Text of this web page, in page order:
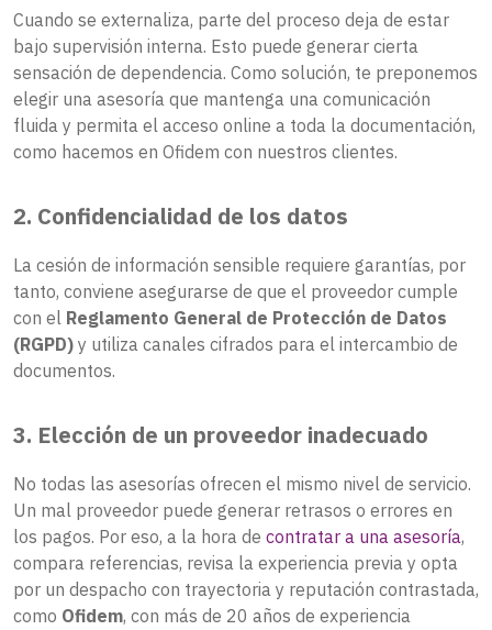
Cuando se externaliza, parte del proceso deja de estar
bajo supervisión interna. Esto puede generar cierta
sensación de dependencia. Como solución, te preponemos
elegir una asesoría que mantenga una comunicación
fluida y permita el acceso online a toda la documentación,
como hacemos en Ofidem con nuestros clientes.
2. Confidencialidad de los datos
La cesión de información sensible requiere garantías, por
tanto, conviene asegurarse de que el proveedor cumple
con el Reglamento General de Protección de Datos
(RGPD) y utiliza canales cifrados para el intercambio de
documentos.
3. Elección de un proveedor inadecuado
No todas las asesorías ofrecen el mismo nivel de servicio.
Un mal proveedor puede generar retrasos o errores en
los pagos. Por eso, a la hora de contratar a una asesoría,
compara referencias, revisa la experiencia previa y opta
por un despacho con trayectoria y reputación contrastada,
como Ofidem, con más de 20 años de experiencia